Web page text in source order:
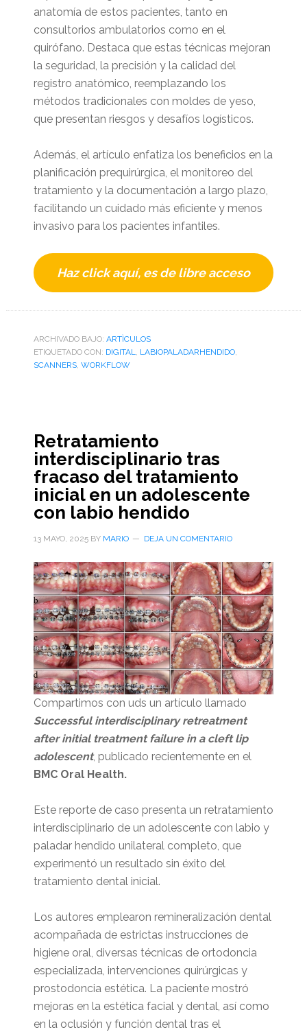
anatomía de estos pacientes, tanto en
consultorios ambulatorios como en el
quirófano. Destaca que estas técnicas mejoran
la seguridad, la precisión y la calidad del
registro anatómico, reemplazando los
métodos tradicionales con moldes de yeso,
que presentan riesgos y desafíos logísticos.
Además, el artículo enfatiza los beneficios en la
planificación prequirúrgica, el monitoreo del
tratamiento y la documentación a largo plazo,
facilitando un cuidado más eficiente y menos
invasivo para los pacientes infantiles.
Haz click aquí, es de libre acceso
ARCHIVADO BAJO: ARTÌCULOS
ETIQUETADO CON: DIGITAL, LABIOPALADARHENDIDO,
SCANNERS, WORKFLOW
Retratamiento
interdisciplinario tras
fracaso del tratamiento
inicial en un adolescente
con labio hendido
13 MAYO, 2025BY MARIO DEJA UN COMENTARIO
Compartimos con uds un artículo llamado
Successful interdisciplinary retreatment
after initial treatment failure in a cleft lip
adolescent, publicado recientemente en el
BMC Oral Health.
Este reporte de caso presenta un retratamiento
interdisciplinario de un adolescente con labio y
paladar hendido unilateral completo, que
experimentó un resultado sin éxito del
tratamiento dental inicial.
Los autores emplearon remineralización dental
acompañada de estrictas instrucciones de
higiene oral, diversas técnicas de ortodoncia
especializada, intervenciones quirúrgicas y
prostodoncia estética. La paciente mostró
mejoras en la estética facial y dental, así como
en la oclusión y función dental tras el